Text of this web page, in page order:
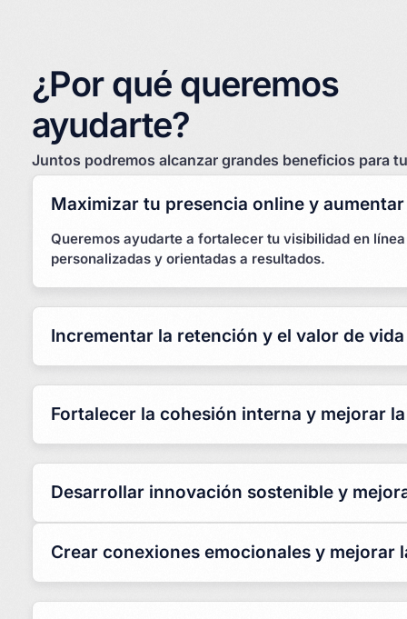
¿Por qué queremos
ayudarte?
Juntos podremos alcanzar grandes beneficios para
Maximizar tu presencia online y
Queremos ayudarte a fortalecer tu visibilidad en
personalizadas y orientadas a resultados.
Incrementar la retención y el valor de
Fortalecer la cohesión interna y mejorar
Desarrollar innovación sostenible y
Crear conexiones emocionales y mejorar